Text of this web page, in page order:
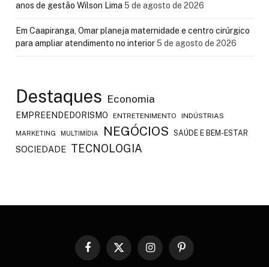
anos de gestão Wilson Lima 5 de agosto de 2026
Em Caapiranga, Omar planeja maternidade e centro cirúrgico
para ampliar atendimento no interior5 de agosto de 2026
Destaques Economia
EMPREENDEDORISMO ENTRETENIMENTO INDÚSTRIAS
MARKETING MULTIMÍDIA NEGÓCIOS SAÚDE E BEM-ESTAR
SOCIEDADE TECNOLOGIA
Facebook
X
InstagramPinterest